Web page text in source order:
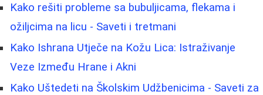
Kako rešiti probleme sa bubuljicama, flekama i
ožiljcima na licu - Saveti i tretmani
Kako Ishrana Utječe na Kožu Lica: Istraživanje
Veze Između Hrane i Akni
Kako Uštedeti na Školskim Udžbenicima - Saveti za